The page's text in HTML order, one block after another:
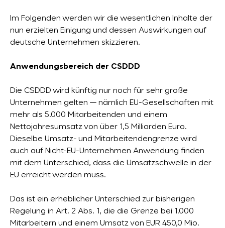
Im Folgenden werden wir die wesentlichen Inhalte der
nun erzielten Einigung und dessen Auswirkungen auf
deutsche Unternehmen skizzieren.
Anwendungsbereich der CSDDD
Die CSDDD wird künftig nur noch für sehr große
Unternehmen gelten — nämlich EU-Gesellschaften mit
mehr als 5.000 Mitarbeitenden und einem
Nettojahresumsatz von über 1,5 Milliarden Euro.
Dieselbe Umsatz- und Mitarbeitendengrenze wird
auch auf Nicht-EU-Unternehmen Anwendung finden
mit dem Unterschied, dass die Umsatzschwelle in der
EU erreicht werden muss.
Das ist ein erheblicher Unterschied zur bisherigen
Regelung in Art. 2 Abs. 1, die die Grenze bei 1.000
Mitarbeitern und einem Umsatz von EUR 450,0 Mio.